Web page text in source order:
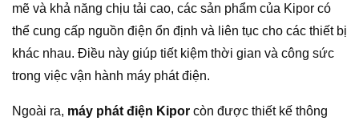
mẽ và khả năng chịu tải cao, các sản phẩm của Kipor có
thể cung cấp nguồn điện ổn định và liên tục cho các thiết bị
khác nhau. Điều này giúp tiết kiệm thời gian và công sức
trong việc vận hành máy phát điện.
Ngoài ra, máy phát điện Kipor còn được thiết kế thông